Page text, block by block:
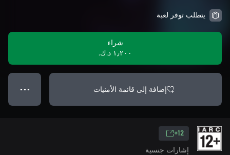
يتطلب توفر لعبة
شراء
١٫٢٠٠ د.ك.‏
إضافة إلى قائمة الأمنيات ● ● ●
12+
إشارات جنسية